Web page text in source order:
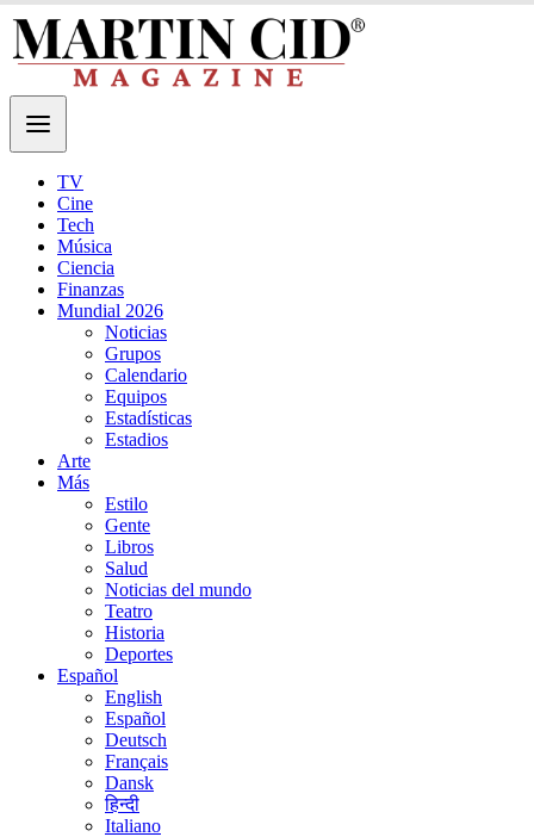
TV
Cine
Tech
Música
Ciencia
Finanzas
Mundial 2026
Noticias
Grupos
Calendario
Equipos
Estadísticas
Estadios
Arte
Más
Estilo
Gente
Libros
Salud
Noticias del mundo
Teatro
Historia
Deportes
Español
English
Español
Deutsch
Français
Dansk
हिन्दी
Italiano